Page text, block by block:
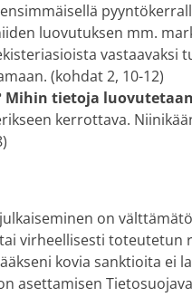
luovutuksen mm.
vastaavaksi
(kohdat 2, 10-12)
Mihin tietoja
kerrottava.
on
virheellisesti toteutetun
kovia sanktioita ei
asettamisen